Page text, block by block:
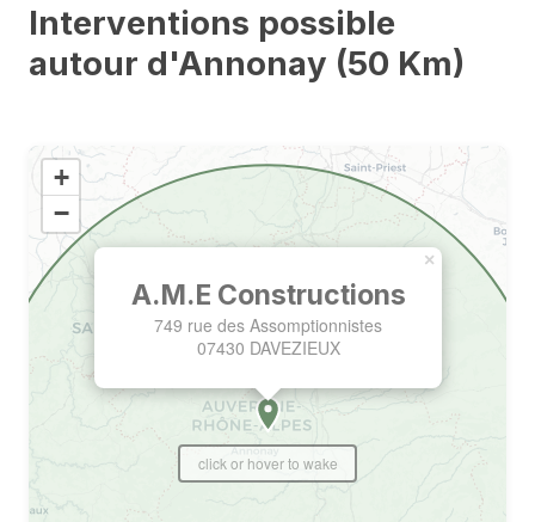
Interventions possible
autour d'Annonay (50 Km)
A.M.E Constructions
749 rue des Assomptionnistes
07430 DAVEZIEUX
×
+
−
click or hover to wake